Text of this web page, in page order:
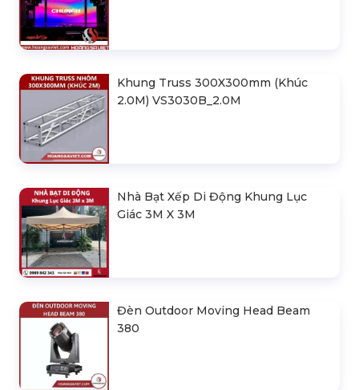
Khung Truss 300X300mm (Khúc
2.0M) VS3030B_2.0M
Nhà Bạt Xếp Di Động Khung Lục
Giác 3M X 3M
Đèn Outdoor Moving Head Beam
380